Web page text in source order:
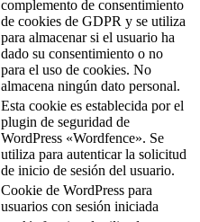
complemento de consentimiento
de cookies de GDPR y se utiliza
para almacenar si el usuario ha
dado su consentimiento o no
para el uso de cookies. No
almacena ningún dato personal.
Esta cookie es establecida por el
plugin de seguridad de
WordPress «Wordfence». Se
utiliza para autenticar la solicitud
de inicio de sesión del usuario.
Cookie de WordPress para
usuarios con sesión iniciada